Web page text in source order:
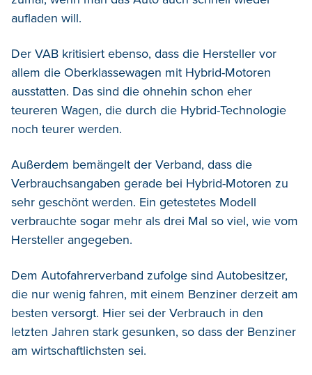
aufladen will.
Der VAB kritisiert ebenso, dass die Hersteller vor
allem die Oberklassewagen mit Hybrid-Motoren
ausstatten. Das sind die ohnehin schon eher
teureren Wagen, die durch die Hybrid-Technologie
noch teurer werden.
Außerdem bemängelt der Verband, dass die
Verbrauchsangaben gerade bei Hybrid-Motoren zu
sehr geschönt werden. Ein getestetes Modell
verbrauchte sogar mehr als drei Mal so viel, wie vom
Hersteller angegeben.
Dem Autofahrerverband zufolge sind Autobesitzer,
die nur wenig fahren, mit einem Benziner derzeit am
besten versorgt. Hier sei der Verbrauch in den
letzten Jahren stark gesunken, so dass der Benziner
am wirtschaftlichsten sei.